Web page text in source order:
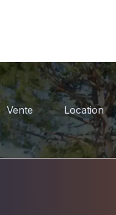
Vente Location